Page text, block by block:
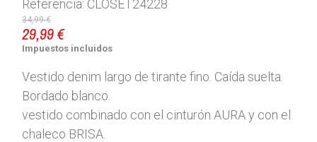
Referencia: CLOSET24228
34,99 €
29,99 €
Impuestos incluidos
Vestido denim largo de tirante fino. Caída suelta.
Bordado blanco.
vestido combinado con el cinturón AURA y con el
chaleco BRISA.